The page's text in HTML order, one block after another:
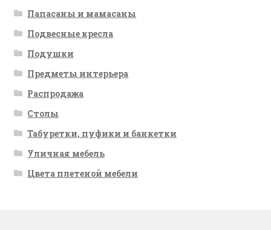
Папасаны и мамасаны
Подвесные кресла
Подушки
Предметы интерьера
Распродажа
Столы
Табуретки, пуфики и банкетки
Уличная мебель
Цвета плетеной мебели